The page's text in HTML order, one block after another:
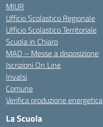
MIUR
Ufficio Scolastico Regionale
Ufficio Scolastico Territoriale
Scuola in Chiaro
MAD – Messe a disposizione
Iscrizioni On Line
Invalsi
Comune
Verifica produzione energetica
La Scuola